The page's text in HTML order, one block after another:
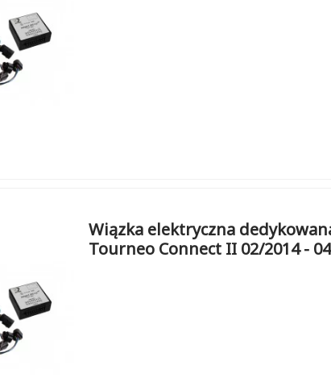
Wiązka elektryczna
Tourneo Connect II 02/2014 -